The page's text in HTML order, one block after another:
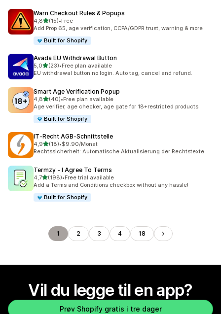
Warn Checkout Rules & Popups
4,8av 5 stjerner
(15)
Totalt 15 omtaler
•Free
Add Prop 65, age verification, CCPA/GDPR trust, warning & more
Built for Shopify
Avada EU Withdrawal Button
5,0av 5 stjerner
(23)
Totalt 23 omtaler
•Free plan available
EU withdrawal button no login. Auto tag, cancel and refund.
Smart Age Verification Popup
4,8av 5 stjerner
(40)
Totalt 40 omtaler
•Free plan available
Age verifier, age checker, age gate for 18+restricted products
Built for Shopify
IT‑Recht AGB‑Schnittstelle
4,9av 5 stjerner
(18)
Totalt 18 omtaler
•$9.90/Monat
Rechtssicherheit: Automatische Aktualisierung der Rechtstexte
Termzy ‑ I Agree To Terms
4,7av 5 stjerner
(198)
Totalt 198 omtaler
•Free trial available
Add a Terms and Conditions checkbox without any hassle!
Built for Shopify
1 2 3 4 18
Vil du legge til en app?
Prøv Shopify gratis i tre dager